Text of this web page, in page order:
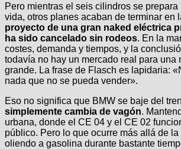
Pero mientras el seis cilindros se prepara
vida, otros planes acaban de terminar en
proyecto de una gran naked eléctrica
ha sido cancelado sin rodeos. En la
costes, demanda y tiempos, y la
todavía no hay un mercado real para una
grande. La frase de Flasch es lapidaria:
nada que no se pueda vender».
Eso no significa que BMW se baje del
simplemente cambia de vagón.
urbana, donde el CE 04 y el CE 02
público. Pero lo que ocurre más allá de la
oliendo a gasolina durante bastante